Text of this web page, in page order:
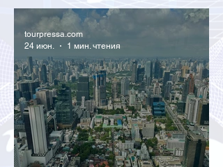
Пхукетом до трех в день
tourpressa.com
24 июн.
1 мин. чтения